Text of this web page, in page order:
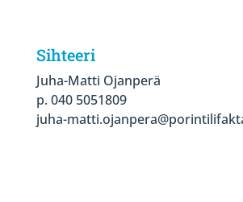
Sihteeri
Juha-Matti Ojanperä
p. 040 5051809
juha-